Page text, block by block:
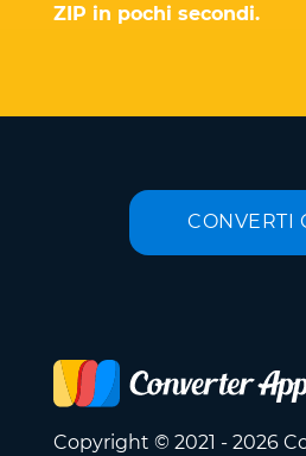
ZIP in pochi secondi.
CONVERTI
Copyright © 2021 - 2026